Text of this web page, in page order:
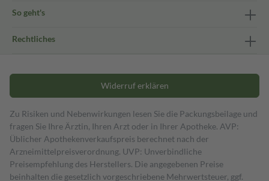
So geht's
Rechtliches
Widerruf erklären
Zu Risiken und Nebenwirkungen lesen Sie die Packungsbeilage und
fragen Sie Ihre Ärztin, Ihren Arzt oder in Ihrer Apotheke. AVP:
Üblicher Apothekenverkaufspreis berechnet nach der
Arzneimittelpreisverordnung. UVP: Unverbindliche
Preisempfehlung des Herstellers. Die angegebenen Preise
beinhalten die gesetzlich vorgeschriebene Mehrwertsteuer, ggf.